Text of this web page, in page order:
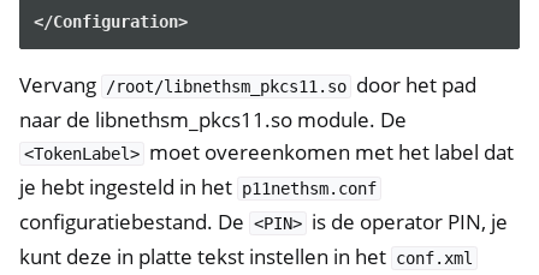
navigation of NitroWall NW750
navigation of Software
</Configuration>
Vervang /root/libnethsm_pkcs11.so door het pad
naar de libnethsm_pkcs11.so module. De
<TokenLabel> moet overeenkomen met het label dat
je hebt ingesteld in het p11nethsm.conf
configuratiebestand. De <PIN> is de operator PIN, je
kunt deze in platte tekst instellen in het conf.xml